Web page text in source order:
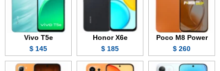
Poco M8 Power
260 $
Honor X6e
185 $
Vivo T5e
145 $